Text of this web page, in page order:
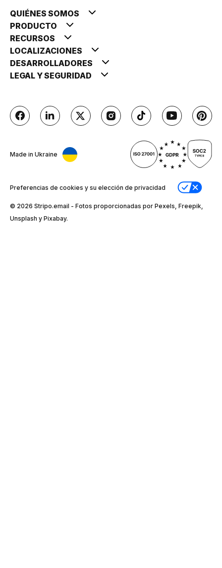
QUIÉNES SOMOS
PRODUCTO
RECURSOS
LOCALIZACIONES
DESARROLLADORES
LEGAL Y SEGURIDAD
Made in Ukraine
Preferencias de cookies y su elección de privacidad
© 2026 Stripо.email - Fotos proporcionadas por Pexels, Freepik,
Unsplash y Pixabay.